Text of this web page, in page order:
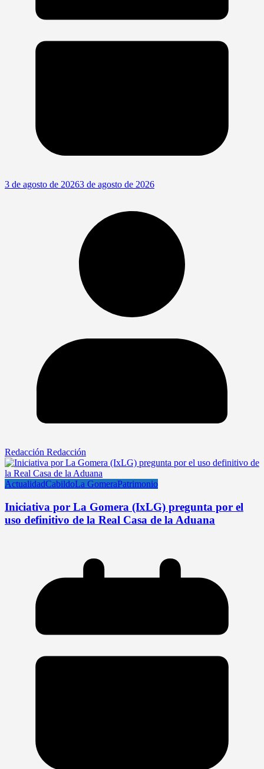
3 de agosto de 20263 de agosto de 2026
Redacción Redacción
ActualidadCabildoLa GomeraPatrimonio
Iniciativa por La Gomera (IxLG) pregunta por el
uso definitivo de la Real Casa de la Aduana